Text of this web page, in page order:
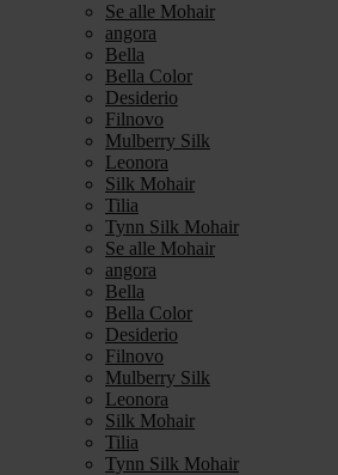
Se alle Mohair
angora
Bella
Bella Color
Desiderio
Filnovo
Mulberry Silk
Leonora
Silk Mohair
Tilia
Tynn Silk Mohair
Se alle Mohair
angora
Bella
Bella Color
Desiderio
Filnovo
Mulberry Silk
Leonora
Silk Mohair
Tilia
Tynn Silk Mohair